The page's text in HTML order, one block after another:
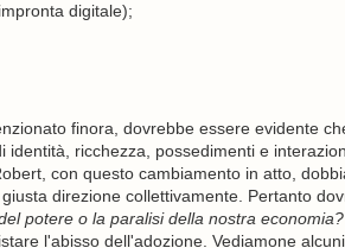
digitale);
finora, dovrebbe essere evidente
identità, ricchezza, possedimenti e
con questo cambiamento in atto,
direzione collettivamente. Pertanto
potere o la paralisi della nostra economia?
l'abisso dell'adozione. Vediamone alcuni.